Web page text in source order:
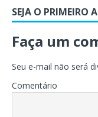
SEJA O PRIMEIRO
Faça um
Seu e-mail não será
Comentário